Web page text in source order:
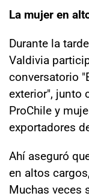
La mujer en
Durante la
Valdivia
conversatorio
exterior", junto
ProChile y
exportadores
Ahí aseguró
en altos
Muchas veces